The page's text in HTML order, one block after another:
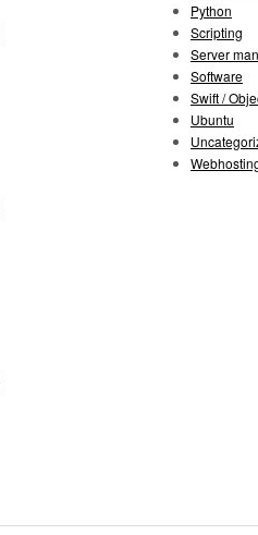
Python
Scripting
Server
Software
Swift /
Ubuntu